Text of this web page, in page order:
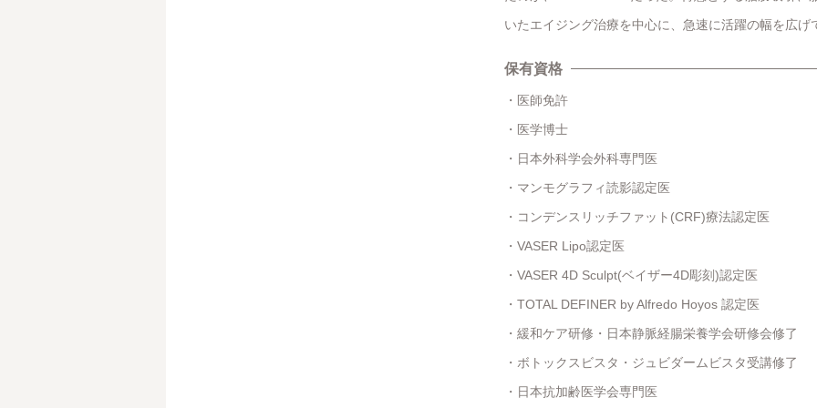
いたエイジング治療を中心に、急速に活躍の幅を広げ
保有資格
医師免許
医学博士
日本外科学会外科専門医
マンモグラフィ読影認定医
コンデンスリッチファット(CRF)療法認定医
VASER Lipo認定医
VASER 4D Sculpt(ベイザー4D彫刻)認定医
TOTAL DEFINER by Alfredo Hoyos 認定医
緩和ケア研修・日本静脈経腸栄養学会研修会修了
ボトックスビスタ・ジュビダームビスタ受講修了
日本抗加齢医学会専門医